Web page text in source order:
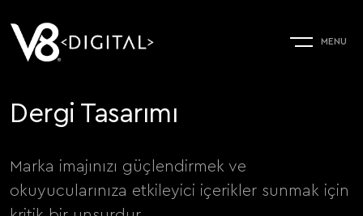
Dergi Tasarımı
Marka imajınızı güçlendirmek ve
okuyucularınıza etkileyici içerikler sunmak için